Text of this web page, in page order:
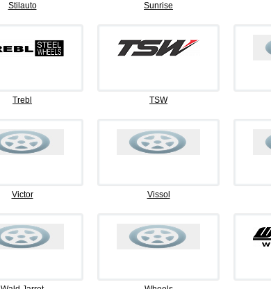
Stilauto Sunrise
Trebl TSW
Victor Vissol